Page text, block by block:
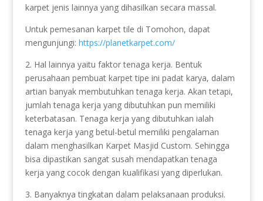
karpet jenis lainnya yang dihasilkan secara massal.
Untuk pemesanan karpet tile di Tomohon, dapat
mengunjungi: https://planetkarpet.com/
2. Hal lainnya yaitu faktor tenaga kerja. Bentuk
perusahaan pembuat karpet tipe ini padat karya, dalam
artian banyak membutuhkan tenaga kerja. Akan tetapi,
jumlah tenaga kerja yang dibutuhkan pun memiliki
keterbatasan. Tenaga kerja yang dibutuhkan ialah
tenaga kerja yang betul-betul memiliki pengalaman
dalam menghasilkan Karpet Masjid Custom. Sehingga
bisa dipastikan sangat susah mendapatkan tenaga
kerja yang cocok dengan kualifikasi yang diperlukan.
3. Banyaknya tingkatan dalam pelaksanaan produksi.